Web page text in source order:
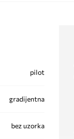
pilot
gradijentna
bez uzorka